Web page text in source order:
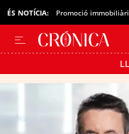
ÉS NOTÍCIA: Promoció